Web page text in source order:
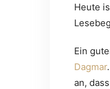
Heute
Ein
Dagmar
an,